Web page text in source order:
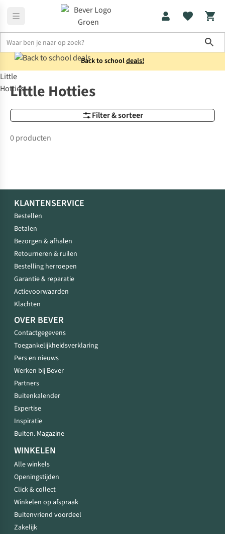
Back to schooldeals!
Merken Little Hotties
Little
Hotties
Filter & sorteer
Little Hotties
0 producten
KLANTENSERVICE
Bestellen
Betalen
Bezorgen & afhalen
Retourneren & ruilen
Bestelling herroepen
Garantie & reparatie
Actievoorwaarden
Klachten
OVER BEVER
Contactgegevens
Toegankelijkheidsverklaring
Pers en nieuws
Werken bij Bever
Partners
Buitenkalender
Expertise
Inspiratie
Buiten. Magazine
WINKELEN
Alle winkels
Openingstijden
Click & collect
Winkelen op afspraak
Buitenvriend voordeel
Zakelijk